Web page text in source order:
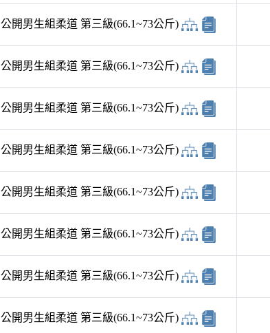
公開男生組柔道 第三級(66.1~73公斤)
公開男生組柔道 第三級(66.1~73公斤)
公開男生組柔道 第三級(66.1~73公斤)
公開男生組柔道 第三級(66.1~73公斤)
公開男生組柔道 第三級(66.1~73公斤)
公開男生組柔道 第三級(66.1~73公斤)
公開男生組柔道 第三級(66.1~73公斤)
公開男生組柔道 第三級(66.1~73公斤)